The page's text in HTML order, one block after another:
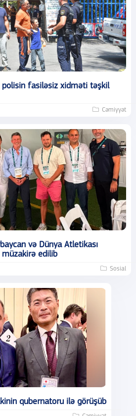
polisin fasiləsiz xidməti təşkil
Cəmiyyət
və Dünya Atletikası
müzakirə edilib
Sosial
qubernatoru ilə görüşüb